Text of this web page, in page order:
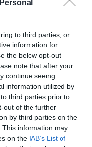
to third parties, or
information for
the below opt-out
note that after your
continue seeing
information utilized by
third parties prior to
out of the further
by third parties on the
This information may
on the IAB’s List of